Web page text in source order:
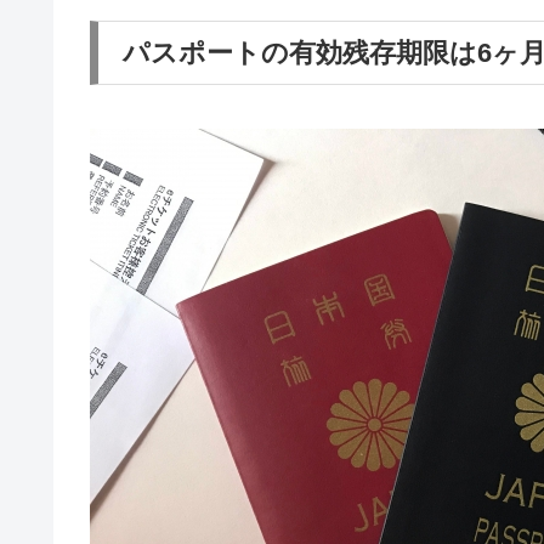
パスポートの有効残存期限は6ヶ